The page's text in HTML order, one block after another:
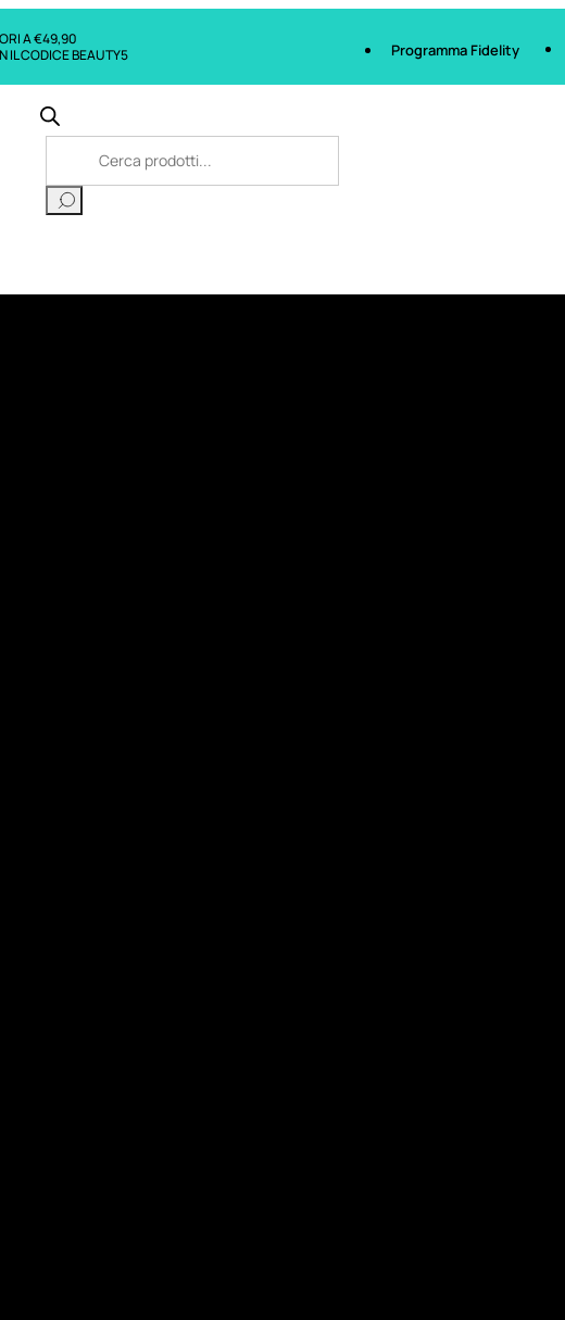
A €49,90
IL CODICE BEAUTY5
Programma Fidelity